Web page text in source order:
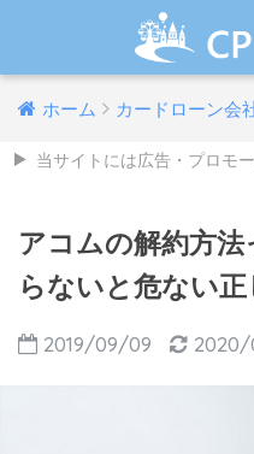
ホーム カードローン会
当サイトには広告・プロモ
アコムの解約方
らないと危ない正
2019/09/09